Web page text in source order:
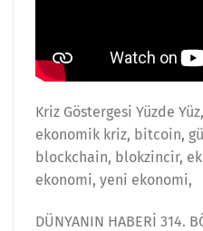
Kriz Göstergesi Yüzde Yüz,
ekonomik kriz, bitcoin,
blockchain, blokzincir,
ekonomi, yeni ekonomi,
DÜNYANIN HABERİ 314.